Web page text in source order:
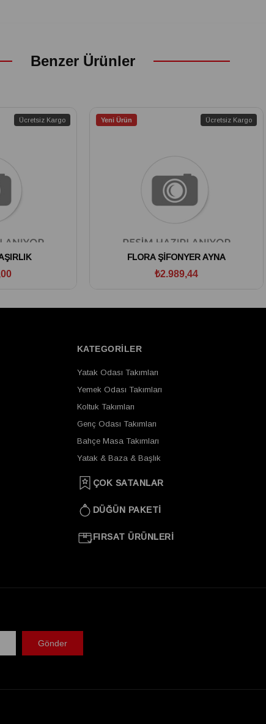
Benzer Ürünler
Ücretsiz Kargo Yeni Ürün Ücretsiz Kargo
FLORA ŞİFONYER AYNA
₺2.989,44
KATEGORİLER
Yatak Odası Takımları
Yemek Odası Takımları
Koltuk Takımları
Genç Odası Takımları
Bahçe Masa Takımları
Yatak & Baza & Başlık
ÇOK SATANLAR
DÜĞÜN PAKETİ
FIRSAT ÜRÜNLERİ
Gönder